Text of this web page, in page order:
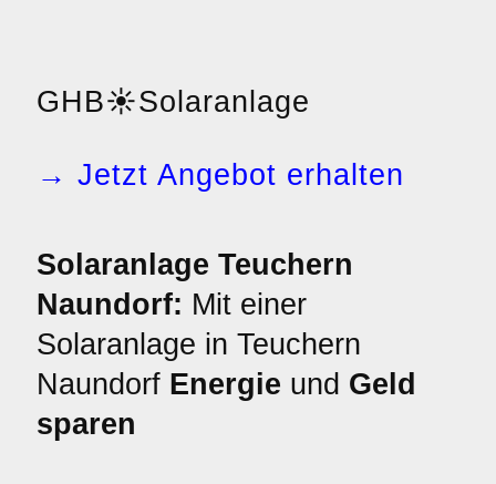
GHB☀️Solaranlage
→ Jetzt Angebot erhalten
Solaranlage Teuchern
Naundorf: Mit einer
Solaranlage in Teuchern
Naundorf Energie und Geld
sparen